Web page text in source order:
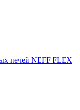
печей NEFF FLEX